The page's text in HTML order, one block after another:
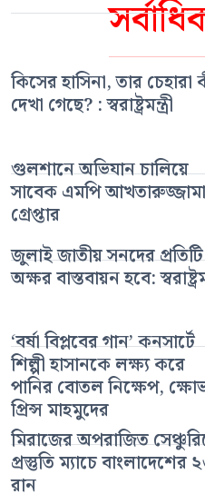
কিসের হাসিনা, তার চেহারা
দেখা গেছে? : স্বরাষ্ট্রমন্ত্রী
গুলশানে অভিযান চালিয়ে
সাবেক এমপি
গ্রেপ্তার
জুলাই জাতীয় সনদের প্রতিটি
অক্ষর বাস্তবায়ন হবে:
‘বর্ষা বিপ্লবের গান’ কনসার্টে
শিল্পী হাসানকে লক্ষ্য করে
পানির বোতল নিক্ষেপ,
প্রিন্স মাহমুদের
মিরাজের অপরাজিত
প্রস্তুতি ম্যাচে বাংলাদেশের
রান